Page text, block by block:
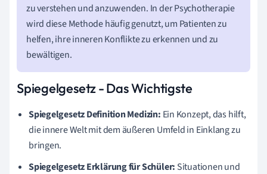
zu verstehen und anzuwenden. In der Psychotherapie
wird diese Methode häufig genutzt, um Patienten zu
helfen, ihre inneren Konflikte zu erkennen und zu
bewältigen.
Spiegelgesetz - Das Wichtigste
Spiegelgesetz Definition Medizin: Ein Konzept, das hilft,
die innere Welt mit dem äußeren Umfeld in Einklang zu
bringen.
Spiegelgesetz Erklärung für Schüler: Situationen und